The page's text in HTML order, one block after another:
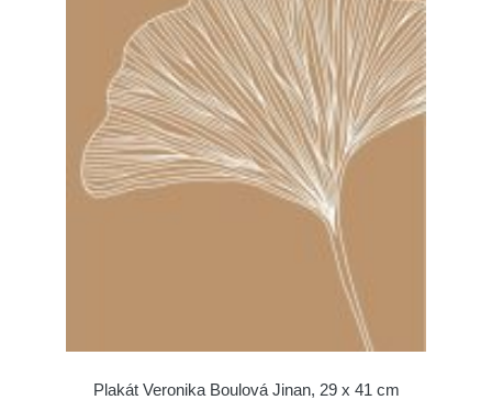
Plakát Veronika Boulová Jinan, 29 x 41 cm